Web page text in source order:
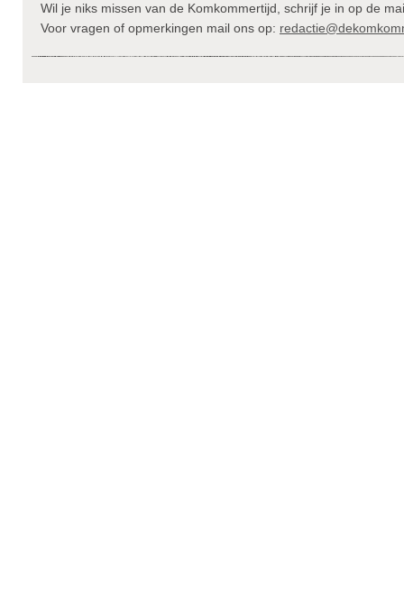
Wil je niks missen van de Komkommertijd, schrijf je in op de
Voor vragen of opmerkingen mail ons op: